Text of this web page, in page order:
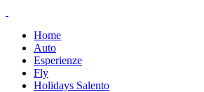
Home
Auto
Esperienze
Fly
Holidays Salento